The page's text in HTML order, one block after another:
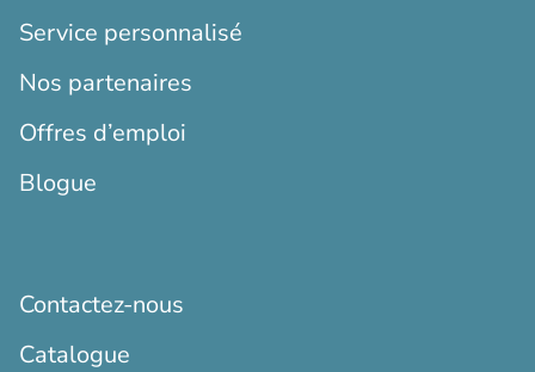
Service personnalisé
Nos partenaires
Offres d’emploi
Blogue
Contactez-nous
Catalogue